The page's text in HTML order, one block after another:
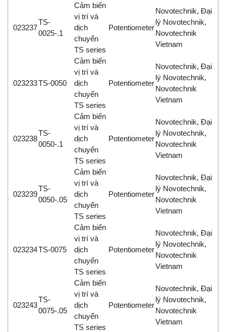
023237
TS-
0025-.1
Cảm biến
vị trí và
dịch
chuyển
TS series
Potentiometer
Novotechnik, Đại
lý Novotechnik,
Novotechnik
Vietnam
023233TS-0050
Cảm biến
vị trí và
dịch
chuyển
TS series
Potentiometer
Novotechnik, Đại
lý Novotechnik,
Novotechnik
Vietnam
023238
TS-
0050-.1
Cảm biến
vị trí và
dịch
chuyển
TS series
Potentiometer
Novotechnik, Đại
lý Novotechnik,
Novotechnik
Vietnam
023239
TS-
0050-.05
Cảm biến
vị trí và
dịch
chuyển
TS series
Potentiometer
Novotechnik, Đại
lý Novotechnik,
Novotechnik
Vietnam
023234TS-0075
Cảm biến
vị trí và
dịch
chuyển
TS series
Potentiometer
Novotechnik, Đại
lý Novotechnik,
Novotechnik
Vietnam
023243
TS-
0075-.05
Cảm biến
vị trí và
dịch
chuyển
TS series
Potentiometer
Novotechnik, Đại
lý Novotechnik,
Novotechnik
Vietnam